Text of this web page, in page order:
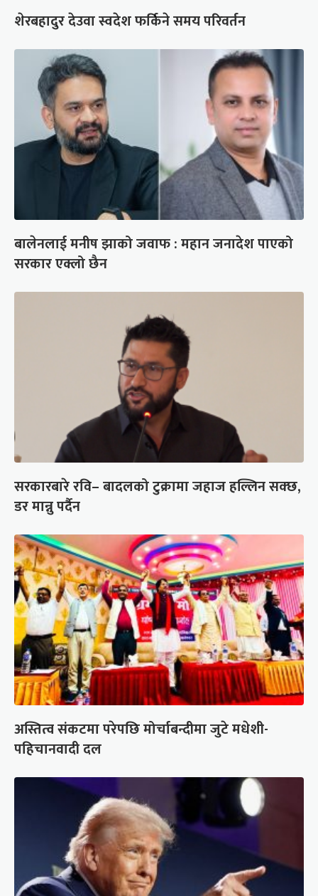
शेरबहादुर देउवा स्वदेश फर्किने समय परिवर्तन
बालेनलाई मनीष झाको जवाफ : महान जनादेश पाएको
सरकार एक्लो छैन
सरकारबारे रवि– बादलको टुक्रामा जहाज हल्लिन सक्छ,
डर मान्नु पर्दैन
अस्तित्व संकटमा परेपछि मोर्चाबन्दीमा जुटे मधेशी-
पहिचानवादी दल